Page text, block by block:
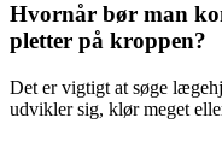
Hvornår bør man
pletter på kroppen?
Det er vigtigt at søge
udvikler sig, klør meget